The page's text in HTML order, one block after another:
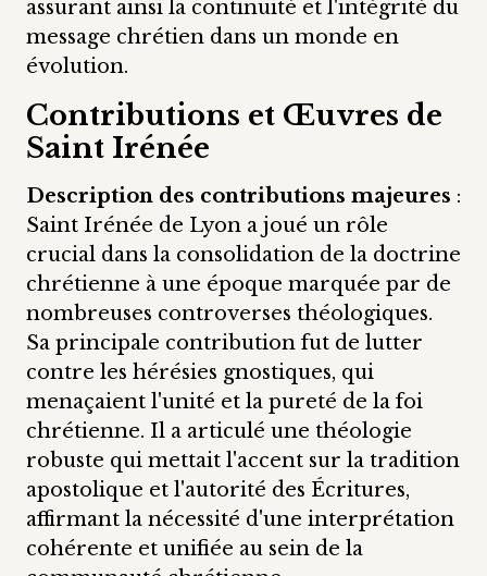
assurant ainsi la continuité et l'intégrité du
message chrétien dans un monde en
évolution.
Contributions et Œuvres de
Saint Irénée
Description des contributions majeures :
Saint Irénée de Lyon a joué un rôle
crucial dans la consolidation de la doctrine
chrétienne à une époque marquée par de
nombreuses controverses théologiques.
Sa principale contribution fut de lutter
contre les hérésies gnostiques, qui
menaçaient l'unité et la pureté de la foi
chrétienne. Il a articulé une théologie
robuste qui mettait l'accent sur la tradition
apostolique et l'autorité des Écritures,
affirmant la nécessité d'une interprétation
cohérente et unifiée au sein de la